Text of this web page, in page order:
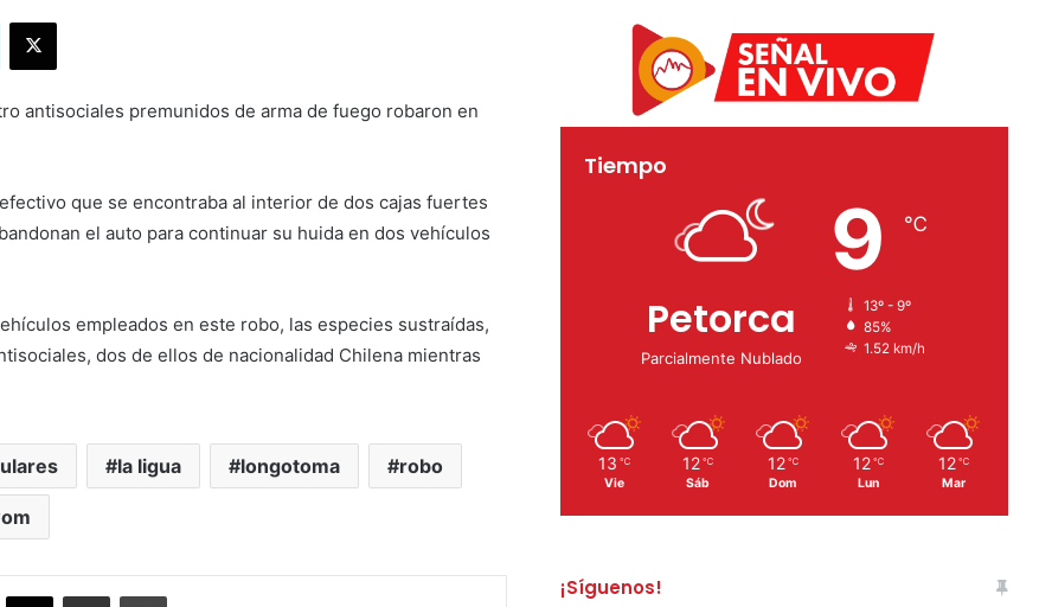
antisociales premunidos de arma de fuego robaron en
que se encontraba al interior de dos cajas fuertes
el auto para continuar su huida en dos vehículos
empleados en este robo, las especies sustraídas,
dos de ellos de nacionalidad Chilena mientras
la ligua longotoma robo
X Compartir por correo electrónico
Tiempo
Petorca
Parcialmente Nublado
9 ℃
13º - 9º
85%
1.52 km/h
13 ℃
Vie
12 ℃
Sáb
12 ℃
Dom
12 ℃
Lun
12 ℃
Mar
¡Síguenos!